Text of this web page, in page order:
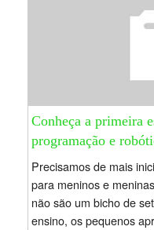
Conheça a primeira
programação e
Precisamos de mais
para meninos e
não são um bicho de
ensino, os pequenos